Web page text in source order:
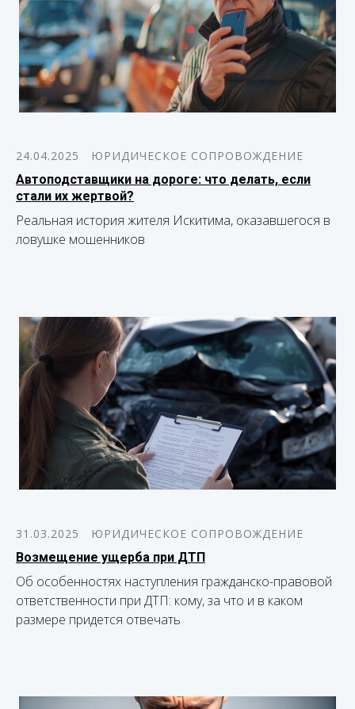
24.04.2025
ЮРИДИЧЕСКОЕ СОПРОВОЖДЕНИЕ
Автоподставщики на дороге: что делать, если
стали их жертвой?
Реальная история жителя Искитима, оказавшегося в
ловушке мошенников
31.03.2025
ЮРИДИЧЕСКОЕ СОПРОВОЖДЕНИЕ
Возмещение ущерба при ДТП
Об особенностях наступления гражданско-правовой
ответственности при ДТП: кому, за что и в каком
размере придется отвечать